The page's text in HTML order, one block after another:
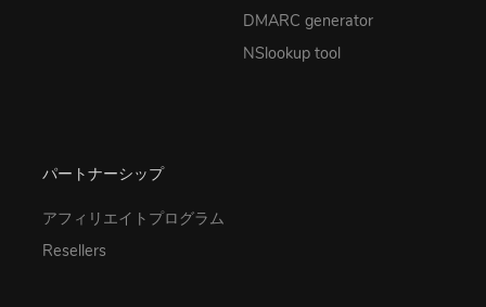
DMARC generator
NSlookup tool
パートナーシップ
アフィリエイトプログラム
Resellers